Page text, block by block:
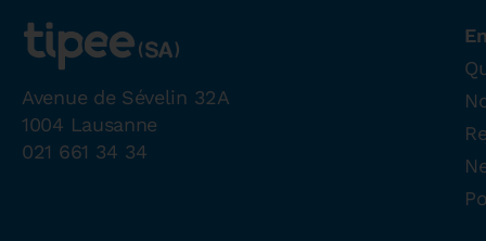
Avenue de Sévelin 32A
1004 Lausanne
021 661 34 34